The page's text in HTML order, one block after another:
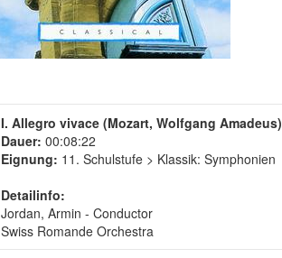
I. Allegro vivace (Mozart, Wolfgang Amadeus)
Dauer: 00:08:22
Eignung: 11. Schulstufe > Klassik: Symphonien
Detailinfo:
Jordan, Armin - Conductor
Swiss Romande Orchestra